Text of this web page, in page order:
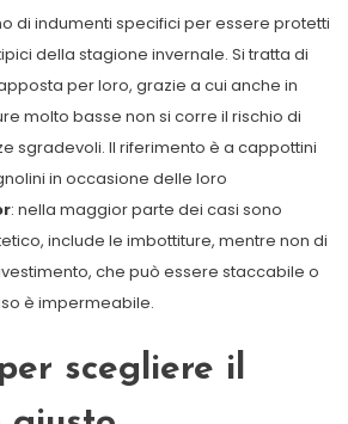
di indumenti specifici per essere protetti
della stagione invernale. Si tratta di
per loro, grazie a cui anche in
molto basse non si corre il rischio di
sgradevoli. Il riferimento è a cappottini
in occasione delle loro
: nella maggior parte dei casi sono
include le imbottiture, mentre non di
che può essere staccabile o
è impermeabile.
scegliere il